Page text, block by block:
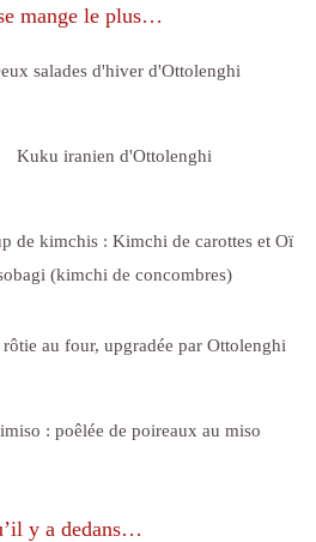
mange le plus…
salades d'hiver d'Ottolenghi
Kuku iranien d'Ottolenghi
de kimchis : Kimchi de carottes et Oï
(kimchi de concombres)
au four, upgradée par Ottolenghi
: poêlée de poireaux au miso
y a dedans…